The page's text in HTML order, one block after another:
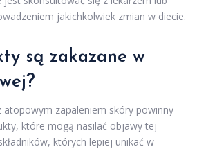
jakichkolwiek zmian w diecie.
są zakazane w
atopowym zapaleniem skóry powinny
które mogą nasilać objawy tej
których lepiej unikać w